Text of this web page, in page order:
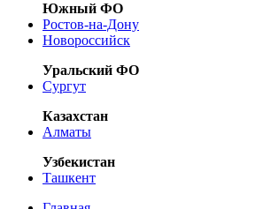
Южный ФО
Ростов-на-Дону
Новороссийск
Уральский ФО
Сургут
Казахстан
Алматы
Узбекистан
Ташкент